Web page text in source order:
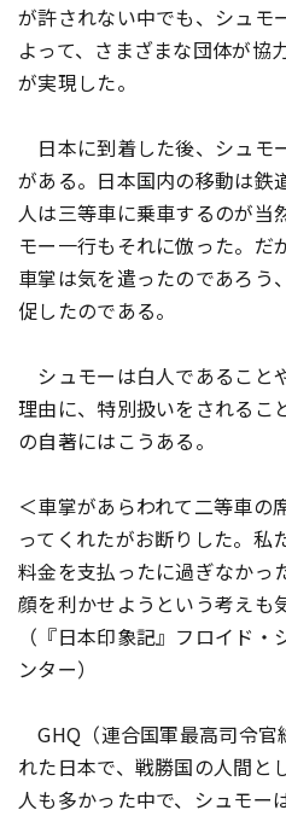
が許されない中でも、シュモ
よって、さまざまな団体が協
が実現した。
日本に到着した後、シュモ
がある。日本国内の移動は鉄
人は三等車に乗車するのが当
モー一行もそれに倣った。だ
車掌は気を遣ったのであろう
促したのである。
シュモーは白人であること
理由に、特別扱いをされるこ
の自著にはこうある。
＜車掌があらわれて二等車の
ってくれたがお断りした。私
料金を支払ったに過ぎなかっ
顔を利かせようという考えも
（『日本印象記』フロイド
ンター）
GHQ（連合国軍最高司令官
れた日本で、戦勝国の人間と
人も多かった中で、シュモー